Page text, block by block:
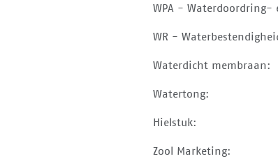
WPA - Waterdoordring-
WR -
Waterdicht membraan:
Watertong:
Hielstuk:
Zool Marketing: